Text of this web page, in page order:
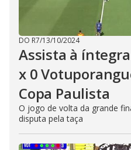
DO R7/13/10/2024
Assista à
x 0
Copa Paulista
O jogo de volta da grande
disputa pela taça